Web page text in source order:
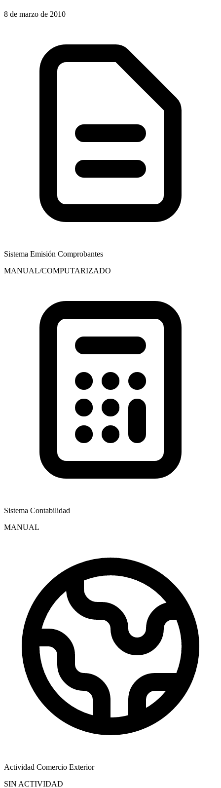
8 de marzo de 2010
Sistema Emisión Comprobantes
MANUAL/COMPUTARIZADO
Sistema Contabilidad
MANUAL
Actividad Comercio Exterior
SIN ACTIVIDAD